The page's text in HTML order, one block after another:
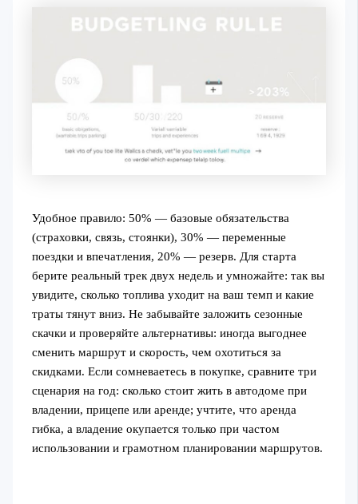
Удобное правило: 50% — базовые обязательства
(страховки, связь, стоянки), 30% — переменные
поездки и впечатления, 20% — резерв. Для старта
берите реальный трек двух недель и умножайте: так вы
увидите, сколько топлива уходит на ваш темп и какие
траты тянут вниз. Не забывайте заложить сезонные
скачки и проверяйте альтернативы: иногда выгоднее
сменить маршрут и скорость, чем охотиться за
скидками. Если сомневаетесь в покупке, сравните три
сценария на год: сколько стоит жить в автодоме при
владении, прицепе или аренде; учтите, что аренда
гибка, а владение окупается только при частом
использовании и грамотном планировании маршрутов.